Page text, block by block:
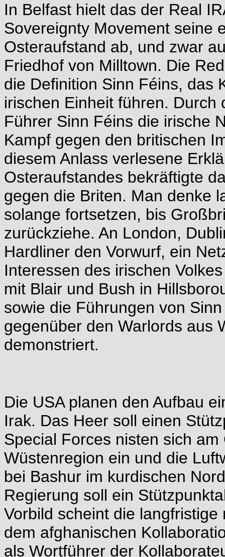
In Belfast hielt das der Real
Sovereignty Movement seine
Osteraufstand ab, und zwar
Friedhof von Milltown. Die
die Definition Sinn Féins, das
irischen Einheit führen.
Führer Sinn Féins die irische
Kampf gegen den britischen
diesem Anlass verlesene
Osteraufstandes bekräftigte
gegen die Briten. Man denke
solange fortsetzen, bis
zurückziehe. An London,
Hardliner den Vorwurf, ein
Interessen des irischen
mit Blair und Bush in
sowie die Führungen von
gegenüber den Warlords aus
demonstriert.
Die USA planen den Aufbau
Irak. Das Heer soll einen
Special Forces nisten sich
Wüstenregion ein und die
bei Bashur im kurdischen
Regierung soll ein
Vorbild scheint die
dem afghanischen
als Wortführer der